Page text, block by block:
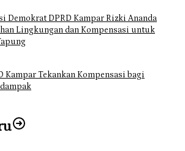
Demokrat DPRD Kampar Rizki Ananda
Lingkungan dan Kompensasi untuk
Kampar Tekankan Kompensasi bagi